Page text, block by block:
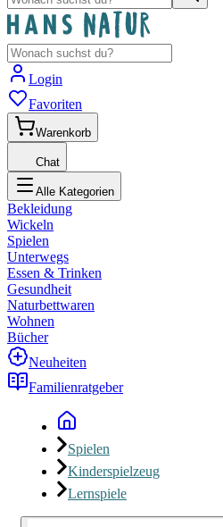
Login
Favoriten
Warenkorb
Chat
Alle Kategorien
Bekleidung
Wickeln
Spielen
Unterwegs
Essen & Trinken
Gesundheit
Naturbettwaren
Wohnen
Bücher
Neuheiten
Familienratgeber
Spielen
Kinderspielzeug
Lernspiele